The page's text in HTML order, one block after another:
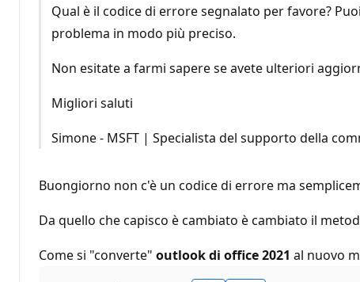
Qual è il codice di errore segnalato per favore?
problema in modo più preciso.
Non esitate a farmi sapere se avete ulteriori
Migliori saluti
Simone - MSFT | Specialista del supporto della
Buongiorno non c'è un codice di errore ma
Da quello che capisco è cambiato è cambiato il
Come si "converte" outlook di office 2021 al nuovo